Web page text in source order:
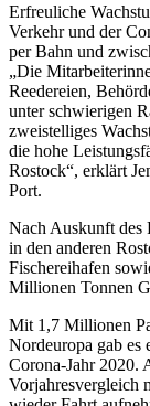
Erfreuliche
Verkehr und der
per Bahn und
„Die
Reedereien,
unter schwierigen
zweistelliges
die hohe
Rostock“, erklärt
Port.
Nach Auskunft des
in den anderen
Fischereihafen
Millionen Tonnen
Mit 1,7 Millionen
Nordeuropa gab es
Corona-Jahr 2020.
Vorjahresvergleich